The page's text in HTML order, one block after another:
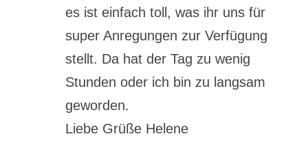
es ist einfach toll, was ihr uns für
super Anregungen zur Verfügung
stellt. Da hat der Tag zu wenig
Stunden oder ich bin zu langsam
geworden.
Liebe Grüße Helene